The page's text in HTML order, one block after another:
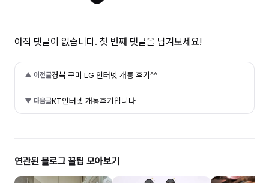
아직 댓글이 없습니다. 첫 번째 댓글을 남겨보세요!
▲ 이전글경북 구미 LG 인터넷 개통 후기^^
▼ 다음글KT인터넷 개통후기입니다
연관된 블로그 꿀팁 모아보기